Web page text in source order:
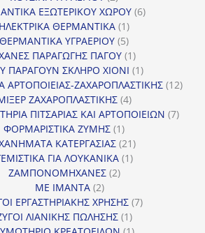
προϊόντα
ΕΞΩΤΕΡΙΚΟΥ ΧΩΡΟΥ 66
ΗΛΕΚΤΡΙΚΑ ΘΕΡΜΑΝΤΙΚΑ 11
προϊόν
ΘΕΡΜΑΝΤΙΚΑ ΥΓΡΑΕΡΙΟΥ 55
προϊόντα
ΠΑΡΑΓΩΓΗΣ ΠΑΓΟΥ 11
προϊόν
ΠΑΡΑΓΟΥΝ ΣΚΛΗΡΟ ΧΙΟΝΙ 11
προϊόν
ΖΑΧΑΡΟΠΛΑΣΤΙΚΗΣ 1212
ΖΑΧΑΡΟΠΛΑΣΤΙΚΗΣ 44
προϊόντα
ΠΙΤΣΑΡΙΑΣ ΚΑΙ ΑΡΤΟΠΟΙΕΙΩΝ 77
ΦΟΡΜΑΡΙΣΤΙΚΑ ΖΥΜΗΣ 11
προϊόν
ΚΑΤΕΡΓΑΣΙΑΣ 2121
προϊόντα
ΓΙΑ ΛΟΥΚΑΝΙΚΑ 11
ΖΑΜΠΟΝΟΜΗΧΑΝΕΣ 22
ΜΕ ΙΜΑΝΤΑ 22
προϊόντα
ΕΡΓΑΣΤΗΡΙΑΚΗΣ ΧΡΗΣΗΣ 77
ΛΙΑΝΙΚΗΣ ΠΩΛΗΣΗΣ 11